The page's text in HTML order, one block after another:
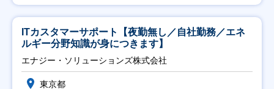
ITカスタマーサポート【夜勤無し／自社勤務／エネ
ルギー分野知識が身につきます】
エナジー・ソリューションズ株式会社
東京都